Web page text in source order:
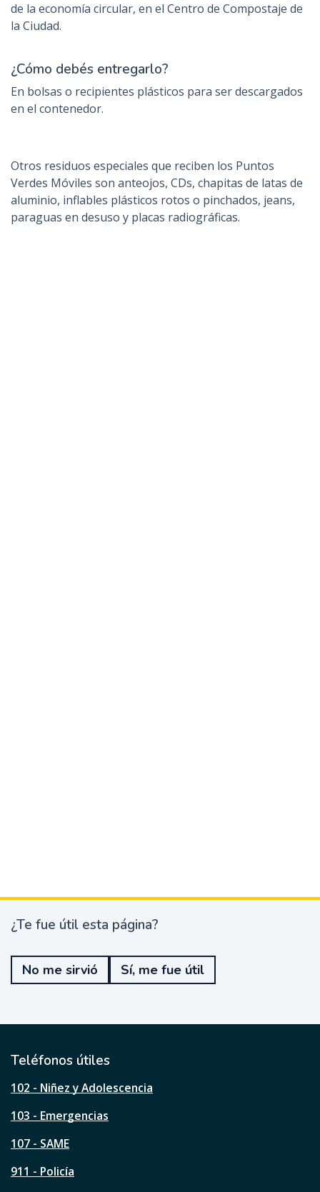
de la economía circular, en el Centro de Compostaje de
la Ciudad.
¿Cómo debés entregarlo?
En bolsas o recipientes plásticos para ser descargados
en el contenedor.
Otros residuos especiales que reciben los Puntos
Verdes Móviles son anteojos, CDs, chapitas de latas de
aluminio, inflables plásticos rotos o pinchados, jeans,
paraguas en desuso y placas radiográficas.
¿
e
u
t
l
s
a
á
i
¿Te fue útil esta página?
No me sirvió Sí, me fue útil
Teléfonos útiles
102 - Niñez y Adolescencia
103 - Emergencias
107 - SAME
911 - Policía